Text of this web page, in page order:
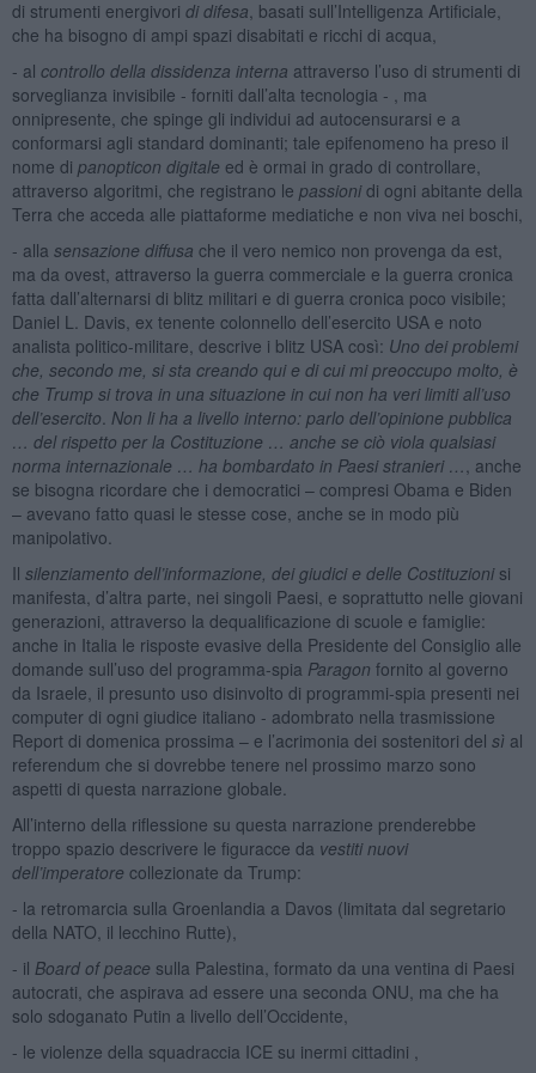
di strumenti energivori di difesa , basati sull’Intelligenza Artificiale,
che ha bisogno di ampi spazi disabitati e ricchi di acqua,
- al controllo della dissidenza interna attraverso l’uso di strumenti di
sorveglianza invisibile - forniti dall’alta tecnologia - , ma
onnipresente, che spinge gli individui ad autocensurarsi e a
conformarsi agli standard dominanti; tale epifenomeno ha preso il
nome di panopticon digitale ed è ormai in grado di controllare,
attraverso algoritmi, che registrano le passionidi ogni abitante della
Terra che acceda alle piattaforme mediatiche e non viva nei boschi,
- alla sensazione diffusa che il vero nemico non provenga da est,
ma da ovest, attraverso la guerra commerciale e la guerra cronica
fatta dall’alternarsi di blitz militari e di guerra cronica poco visibile;
Daniel L. Davis, ex tenente colonnello dell’esercito USA e noto
analista politico-militare, descrive i blitz USA così: Uno dei problemi
che, secondo me, si sta creando qui e di cui mi preoccupo molto, è
che Trump si trova in una situazione in cui non ha veri limiti all’uso
dell’esercito Non li ha a livello interno: parlo dell’opinione pubblica
… del rispetto per la Costituzione … anche se ciò viola qualsiasi
norma internazionale … ha bombardato in Paesi stranieri …
, anche
se bisogna ricordare che i democratici – compresi Obama e Biden
– avevano fatto quasi le stesse cose, anche se in modo più
manipolativo.
Il silenziamento dell’informazione, dei giudici e delle Costituzionisi
manifesta, d’altra parte, nei singoli Paesi, e soprattutto nelle giovani
generazioni, attraverso la dequalificazione di scuole e famiglie:
anche in Italia le risposte evasive della Presidente del Consiglio alle
domande sull’uso del programma-spia Paragon fornito al governo
da Israele, il presunto uso disinvolto di programmi-spia presenti nei
computer di ogni giudice italiano - adombrato nella trasmissione
Report di domenica prossima – e l’acrimonia dei sostenitori del sì al
referendum che si dovrebbe tenere nel prossimo marzo sono
aspetti di questa narrazione globale.
All’interno della riflessione su questa narrazione prenderebbe
troppo spazio descrivere le figuracce da vestiti nuovi
dell’imperatore collezionate da Trump:
- la retromarcia sulla Groenlandia a Davos (limitata dal segretario
della NATO, il lecchino Rutte),
- il Board of peace sulla Palestina, formato da una ventina di Paesi
autocrati, che aspirava ad essere una seconda ONU, ma che ha
solo sdoganato Putin a livello dell’Occidente,
- le violenze della squadraccia ICE su inermi cittadini ,